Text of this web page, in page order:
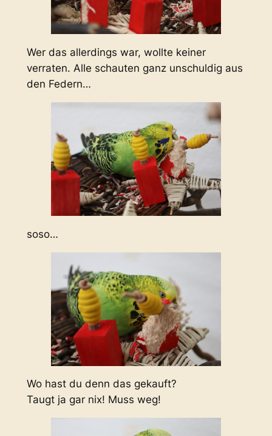
Wer das allerdings war, wollte keiner
verraten. Alle schauten ganz unschuldig aus
den Federn…
soso…
Wo hast du denn das gekauft?
Taugt ja gar nix! Muss weg!